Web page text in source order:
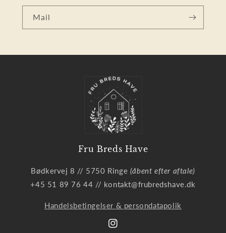
Mail
Fru Breds Have
Bødkervej 8 // 5750 Ringe (åbent efter aftale)
+45 51 89 76 44 // kontakt@frubredshave.dk
Handelsbetingelser & persondatapolik
Instagram